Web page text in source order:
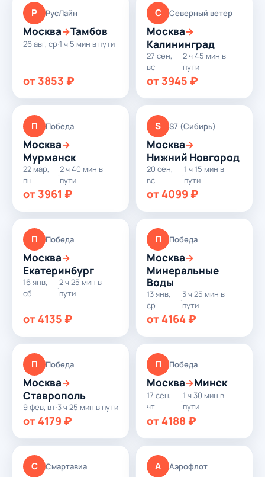
Р РусЛайн
Москва→Тамбов
26 авг, ср·1 ч 5 мин в пути
от 3853 ₽
С Северный ветер
Москва→
Калининград
27 сен,
вс
·
2 ч 45 мин в
пути
от 3945 ₽
П Победа
Москва→
Мурманск
22 мар,
пн
·
2 ч 40 мин в
пути
от 3961 ₽
S S7 (Сибирь)
Москва→
Нижний Новгород
20 сен,
вс
·
1 ч 15 мин в
пути
от 4099 ₽
П Победа
Москва→
Екатеринбург
16 янв,
сб
·
2 ч 25 мин в
пути
от 4135 ₽
П Победа
Москва→
Минеральные
Воды
13 янв,
ср
·
3 ч 25 мин в
пути
от 4164 ₽
П Победа
Москва→
Ставрополь
9 фев, вт·3 ч 25 мин в пути
от 4179 ₽
П Победа
Москва→Минск
17 сен,
чт
·
1 ч 30 мин в
пути
от 4188 ₽
С Смартавиа А Аэрофлот